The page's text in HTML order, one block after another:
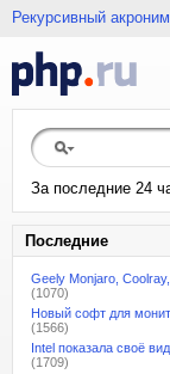
Рекурсивный акроним
За последние 24
Последние
Geely Monjaro,
(1070)
Новый софт для
(1566)
Intel показала своё
(1709)